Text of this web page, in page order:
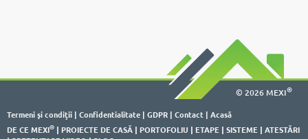
© 2026 MEXI®
Termeni şi condiţii | Confidentialitate | GDPR | Contact | Acasă
DE CE MEXI® | PROIECTE DE CASĂ | PORTOFOLIU | ETAPE | SISTEME | ATESTĂRI